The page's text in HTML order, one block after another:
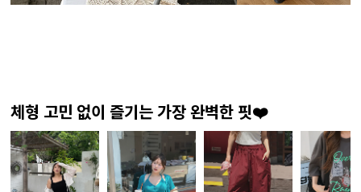
체형 고민 없이 즐기는 가장 완벽한 핏❤️